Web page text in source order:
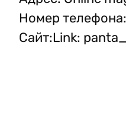
Номер телефона:
Сайт:Link: